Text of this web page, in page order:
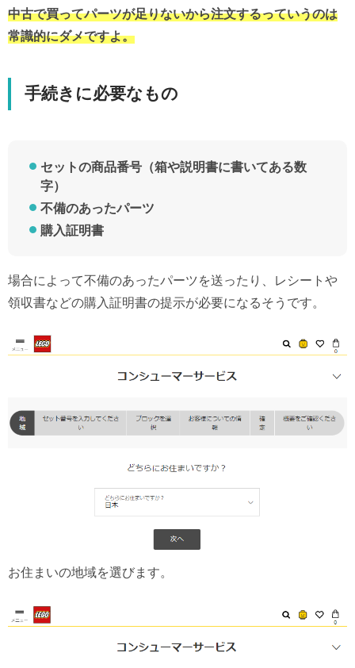
中古で買ってパーツが足りないから注文するっていうのは
常識的にダメですよ。
手続きに必要なもの
セットの商品番号（箱や説明書に書いてある数
字）
不備のあったパーツ
購入証明書
場合によって不備のあったパーツを送ったり、レシートや
領収書などの購入証明書の提示が必要になるそうです。
お住まいの地域を選びます。